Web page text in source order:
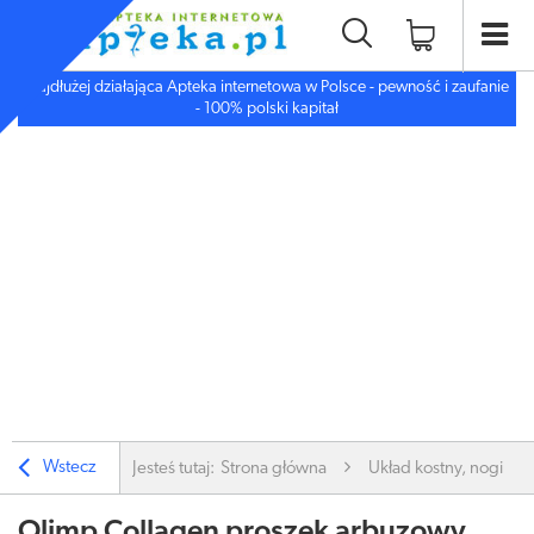
Najdłużej działająca Apteka internetowa w Polsce - pewność i zaufanie
- 100% polski kapitał
Wstecz Jesteś tutaj: Strona główna Układ kostny, nogi